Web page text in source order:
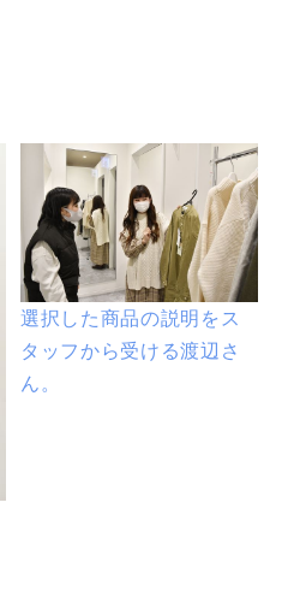
選択した商品の説明をス
タッフから受ける渡辺さ
ん。